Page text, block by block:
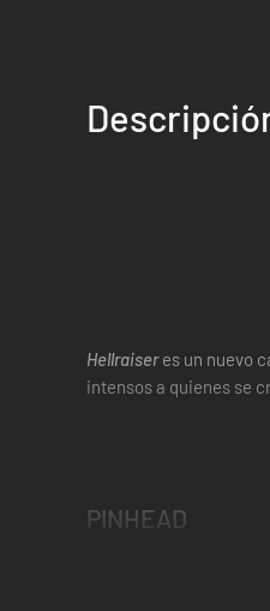
Hellraiseres un nuevo
intensos a quienes se
PINHEAD
Pinhead es todo un
como la